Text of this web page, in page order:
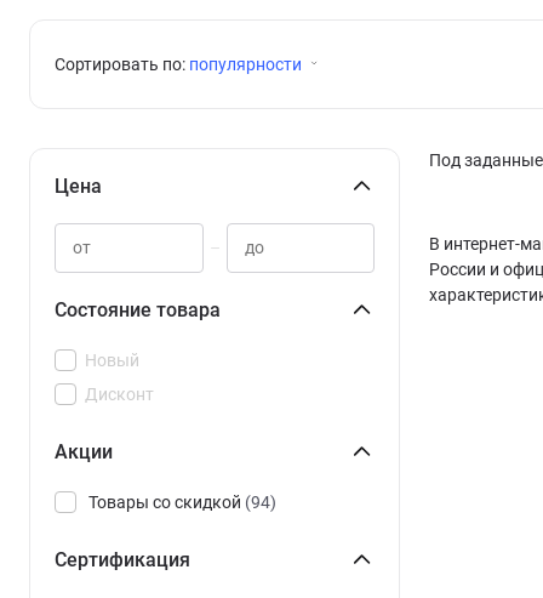
Сортировать по: популярности
Цена
–
Состояние товара
Новый
Дисконт
Акции
Товары со скидкой (94)
Сертификация
Под
В интернет-
России и